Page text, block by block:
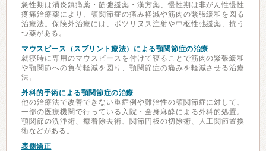
急性期は消炎鎮痛薬・筋弛緩薬・漢方薬、慢性期は非がん性慢性
疼痛治療薬により、顎関節症の痛み軽減や筋肉の緊張緩和を図る
治療法。保険外治療には、ボツリヌス注射や中枢性弛緩薬、抗う
つ薬がある。
マウスピース（スプリント療法）による顎関節症の治療
就寝時に専用のマウスピースを付けて寝ることで筋肉の緊張緩和
や顎関節への負荷軽減を図り、顎関節症の痛みを軽減させる治療
法。
外科的手術による顎関節症の治療
他の治療法で改善できない重症例や難治性の顎関節症に対して、
一部の医療機関で行っている入院・全身麻酔による外科的処置。
顎関節の洗浄術、癒着除去術、関節円板の切除術、人工関節置換
術などがある。
表側矯正